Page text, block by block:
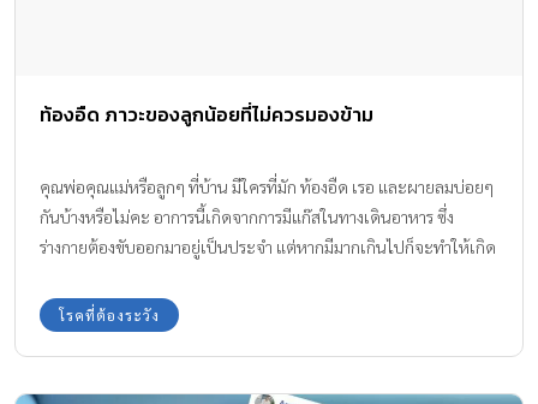
ท้องอืด ภาวะของลูกน้อยที่ไม่ควรมองข้าม
คุณพ่อคุณแม่หรือลูกๆ ที่บ้าน มีใครที่มัก ท้องอืด เรอ และผายลมบ่อยๆ
กันบ้างหรือไม่คะ อาการนี้เกิดจากการมีแก๊สในทางเดินอาหาร ซึ่ง
ร่างกายต้องขับออกมาอยู่เป็นประจำ แต่หากมีมากเกินไปก็จะทำให้เกิด
ไม่ใช่เรื่องเล่นๆ
โรคที่ต้องระวัง